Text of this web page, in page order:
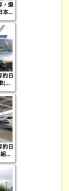
，退
本...
的日
(...
的日
...